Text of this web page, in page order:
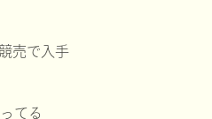
売で入手
てる